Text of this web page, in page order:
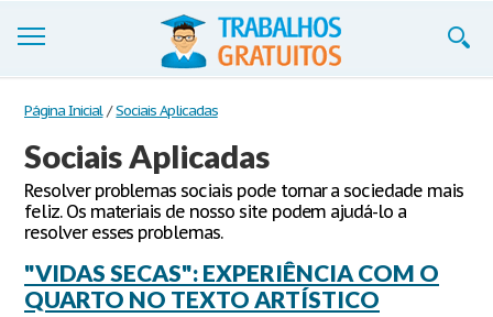
Trabalhos
Cadastre-se
Entre
Blog
Contate-nos
Página Inicial / Sociais Aplicadas
Sociais Aplicadas
Resolver problemas sociais pode tornar a sociedade mais
feliz. Os materiais de nosso site podem ajudá-lo a
resolver esses problemas.
"VIDAS SECAS": EXPERIÊNCIA COM O
QUARTO NO TEXTO ARTÍSTICO